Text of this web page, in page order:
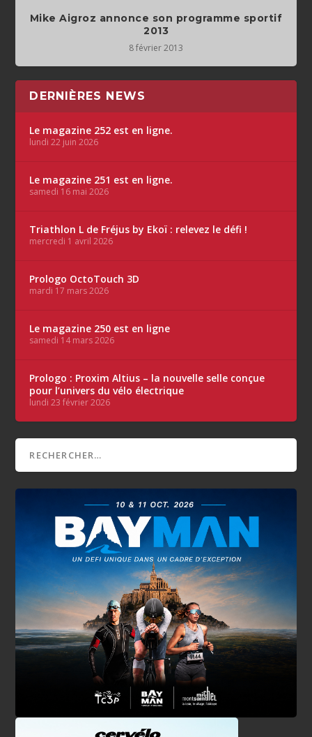
Mike Aigroz annonce son programme sportif
2013
8 février 2013
DERNIÈRES NEWS
Le magazine 252 est en ligne.
lundi 22 juin 2026
Le magazine 251 est en ligne.
samedi 16 mai 2026
Triathlon L de Fréjus by Ekoï : relevez le défi !
mercredi 1 avril 2026
Prologo OctoTouch 3D
mardi 17 mars 2026
Le magazine 250 est en ligne
samedi 14 mars 2026
Prologo : Proxim Altius – la nouvelle selle conçue
pour l’univers du vélo électrique
lundi 23 février 2026